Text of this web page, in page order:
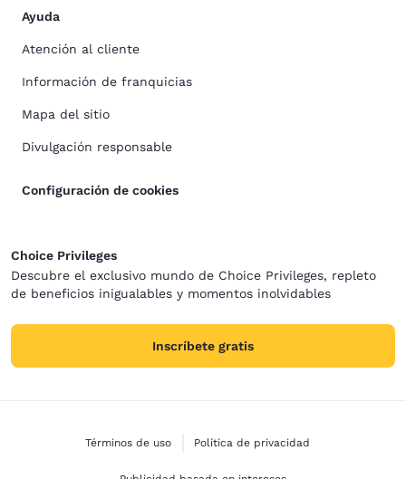
Ayuda
Atención al cliente
Información de franquicias
Mapa del sitio
Divulgación responsable
Configuración de cookies
Choice Privileges
Descubre el exclusivo mundo de Choice Privileges, repleto
de beneficios inigualables y momentos inolvidables
Inscríbete gratis
Términos de uso Política de privacidad